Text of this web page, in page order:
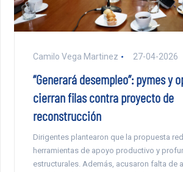
Camilo Vega Martinez 27-04-2026
“Generará desempleo”: pymes y
cierran filas contra proyecto de
reconstrucción
Dirigentes plantearon que la propuesta
herramientas de apoyo productivo y
estructurales. Además, acusaron falta de